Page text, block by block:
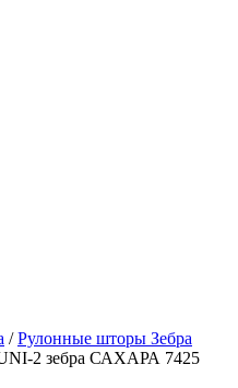
/ Рулонные шторы Зебра
2 зебра САХАРА 7425